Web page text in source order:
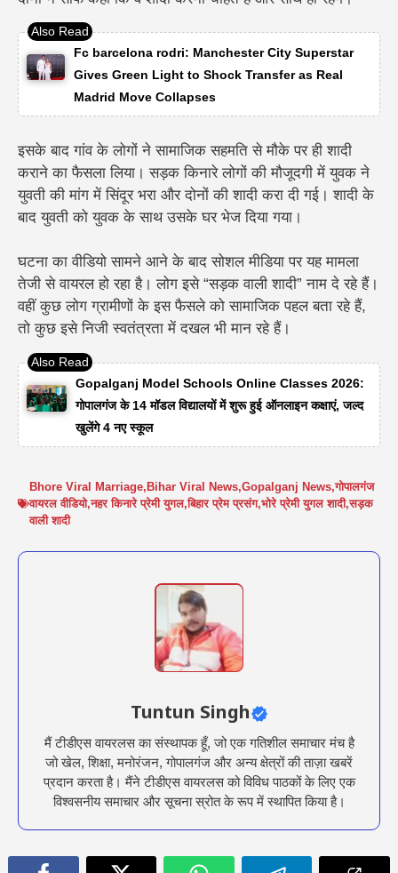
Fc barcelona rodri: Manchester City Superstar
Gives Green Light to Shock Transfer as Real
Madrid Move Collapses
इसके बाद गांव के लोगों ने सामाजिक सहमति से मौके पर ही शादी
कराने का फैसला लिया। सड़क किनारे लोगों की मौजूदगी में युवक ने
युवती की मांग में सिंदूर भरा और दोनों की शादी करा दी गई। शादी के
बाद युवती को युवक के साथ उसके घर भेज दिया गया।
घटना का वीडियो सामने आने के बाद सोशल मीडिया पर यह मामला
तेजी से वायरल हो रहा है। लोग इसे “सड़क वाली शादी” नाम दे रहे हैं।
वहीं कुछ लोग ग्रामीणों के इस फैसले को सामाजिक पहल बता रहे हैं,
तो कुछ इसे निजी स्वतंत्रता में दखल भी मान रहे हैं।
Gopalganj Model Schools Online Classes 2026:
गोपालगंज के 14 मॉडल विद्यालयों में शुरू हुई ऑनलाइन कक्षाएं, जल्द
खुलेंगे 4 नए स्कूल
Bhore Viral Marriage, Bihar Viral News,Gopalganj News,गोपालगंज
वायरल वीडियो,नहर किनारे प्रेमी युगल,बिहार प्रेम प्रसंग,भोरे प्रेमी युगल शादी,सड़क
वाली शादी
Tuntun Singh
मैं टीडीएस वायरलस का संस्थापक हूँ, जो एक गतिशील समाचार मंच है
जो खेल, शिक्षा, मनोरंजन, गोपालगंज और अन्य क्षेत्रों की ताज़ा खबरें
प्रदान करता है। मैंने टीडीएस वायरलस को विविध पाठकों के लिए एक
विश्वसनीय समाचार और सूचना स्रोत के रूप में स्थापित किया है।